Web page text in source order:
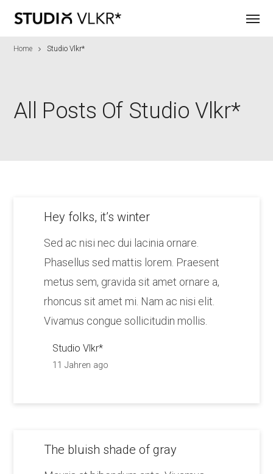
Home Studio Vlkr*
All Posts Of Studio Vlkr*
Hey folks, it’s winter
Sed ac nisi nec dui lacinia ornare.
Phasellus sed mattis lorem. Praesent
metus sem, gravida sit amet ornare a,
rhoncus sit amet mi. Nam ac nisi elit.
Vivamus congue sollicitudin mollis.
Studio Vlkr*
11 Jahren ago
The bluish shade of gray